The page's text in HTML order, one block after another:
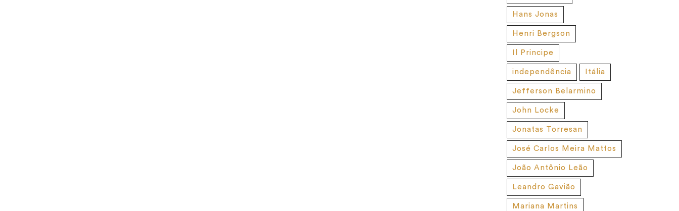
Hans Jonas
Henri Bergson
Il Principe
independência Itália
Jefferson Belarmino
John Locke
Jonatas Torresan
José Carlos Meira Mattos
João Antônio Leão
Leandro Gavião
Mariana Martins